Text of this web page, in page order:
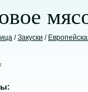
/Закуски /